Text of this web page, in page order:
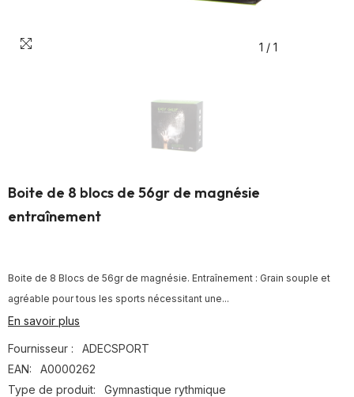
1 / 1
Boite de 8 blocs de 56gr de magnésie
entraînement
Boite de 8 Blocs de 56gr de magnésie. Entraînement : Grain souple et
agréable pour tous les sports nécessitant une...
En savoir plus
Fournisseur :
ADECSPORT
EAN:
A0000262
Type de produit:
Gymnastique rythmique